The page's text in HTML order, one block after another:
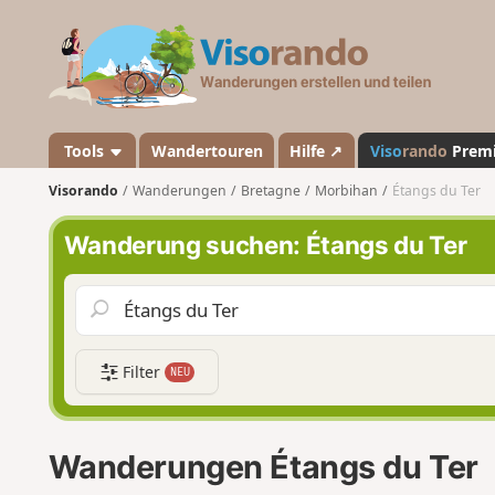
a
n
d
o
Tools Wandertouren Hilfe ↗ Visorando
Visorando Wanderungen Bretagne Morbihan Étangs du Ter
Wanderung suchen: Étangs du Ter
Filter NEU
Wanderungen Étangs du Ter